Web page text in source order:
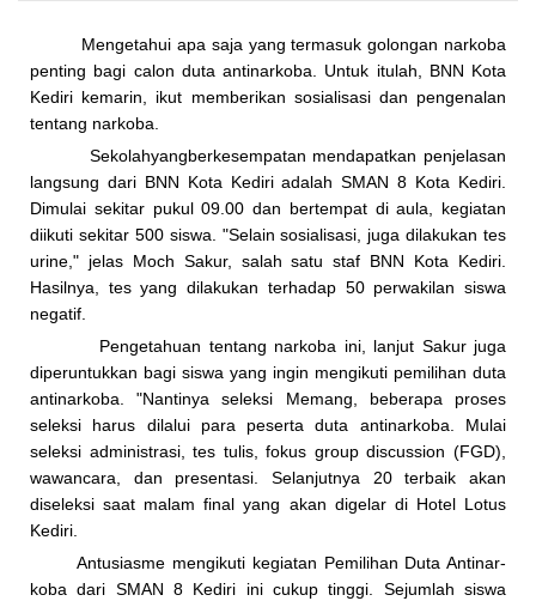
Mengetahui apa saja yang termasuk golongan narkoba
penting bagi calon duta antinarkoba. Untuk itulah, BNN Kota
Kediri kemarin, ikut memberikan sosialisasi dan pengenalan
tentang narkoba.
Sekolahyangberkesempatan mendapatkan penjelasan
langsung dari BNN Kota Kediri adalah SMAN 8 Kota Kediri.
Dimulai sekitar pukul 09.00 dan bertempat di aula, kegiatan
diikuti sekitar 500 siswa. "Selain sosialisasi, juga dilakukan tes
urine," jelas Moch Sakur, salah satu staf BNN Kota Kediri.
Hasilnya, tes yang dilakukan terhadap 50 perwakilan siswa
negatif.
Pengetahuan tentang narkoba ini, lanjut Sakur juga
diperuntukkan bagi siswa yang ingin mengikuti pemilihan duta
antin­arkoba. "Nantinya seleksi Memang, beberapa proses
seleksi harus dilalui para peserta duta antinarkoba. Mulai
seleksi administrasi, tes tulis, fokus group discussion (FGD),
wawancara, dan presentasi. Selanjutnya 20 terbaik akan
diseleksi saat malam final yang akan digelar di Hotel Lotus
Kediri.
Antusiasme mengikuti kegiatan Pemilihan Duta Antinar­
koba dari SMAN 8 Kediri ini cukup tinggi. Sejumlah siswa